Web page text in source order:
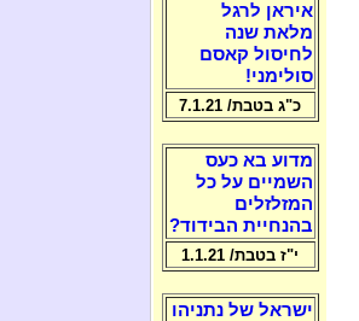
איראן לרגל
מלאת שנה
לחיסול קאסם
סולימני!
כ"ג בטבת/ 7.1.21
מדוע בא כעס
השמיים על כל
המזלזלים
בהנחיית הבידוד?
י"ז בטבת/ 1.1.21
ישראל של נתניהו